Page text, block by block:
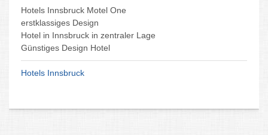
Hotels Innsbruck Motel One
erstklassiges Design
Hotel in Innsbruck in zentraler Lage
Günstiges Design Hotel
Hotels Innsbruck